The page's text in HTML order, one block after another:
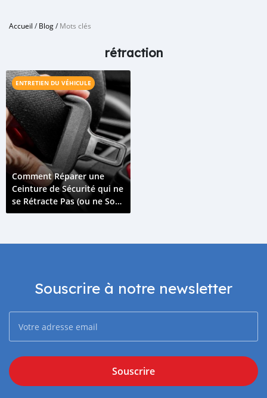
Accueil /Blog/Mots clés
rétraction
ENTRETIEN DU VÉHICULE
Comment Réparer une
Ceinture de Sécurité qui ne
se Rétracte Pas (ou ne Sort
Pas)
Souscrire à notre newsletter
Souscrire